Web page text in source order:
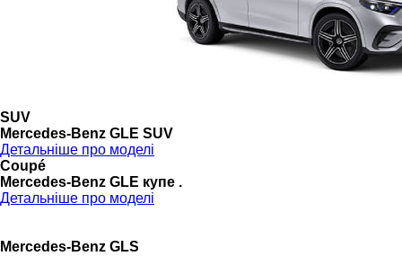
SUV
Mercedes-Benz GLE SUV
Детальніше про моделі
Coupé
Mercedes-Benz GLE купе .
Детальніше про моделі
Mercedes-Benz GLS